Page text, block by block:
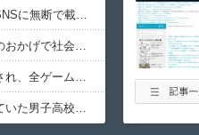
なぜイベント会場で他人の顔を隠さずSNSに無断で載せるの？自分の顔も写り込んでてマジで胸糞悪いんだが！！食べ物の画像上げたほうがよっぽど有意義だわ
同窓会でいじめっ子が話を美化し「俺のおかげで社会で耐えられる体ができたろw」と調子に乗る←武道で体を鍛えた元被害者に詰め寄られて顔面蒼白で平謝りｗｗｗ
飲み会で席を離れた隙にスマホを操作され、全ゲームアプリをアンインストールされた…課金データ消失にキレると「復元できるならいいじゃん」「ゲーム如きで」と逆ギレして帰走
電車内で好きな子がバレてからかわれていた男子高校生、見かねた友人が「人を好きになって何が悪いんだよ」と参考書を読みながら淡々と話してた←カッコ良すぎだろ